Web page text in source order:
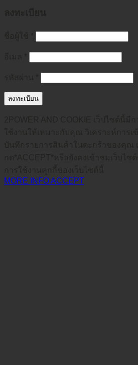
ลงทะเบียน
MORE INFOACCEPT